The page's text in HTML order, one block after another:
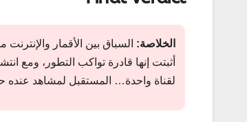
الخلاصة:
أثبتت إنها قادرة تواكب التطور، ومع
لقناة واحدة… المستقبل لمشاهد عنده